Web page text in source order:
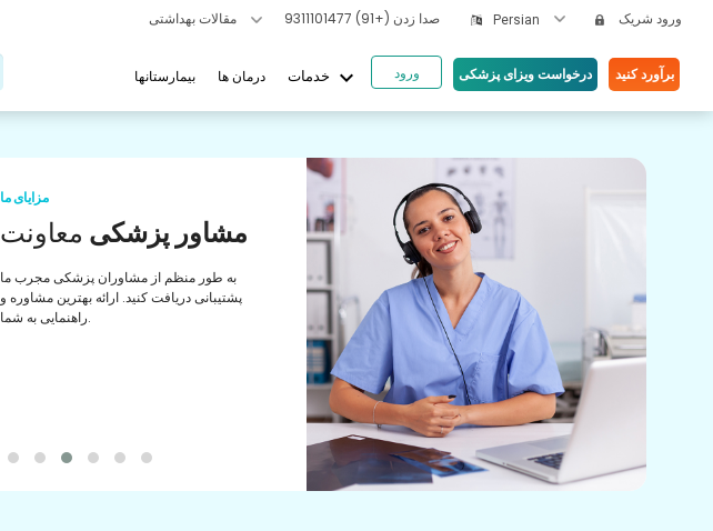
صدا زدن (+91) 9311101477 Persian ورود شریک
بیمارستانها درمان ها keyboard_arrow_down ورود درخواست ویزای پزشکی برآورد کنید
مزایای ما
مشاور پزشکی معاونت
به طور منظم از مشاوران پزشکی مجرب ما
پشتیبانی دریافت کنید. ارائه بهترین مشاوره و
راهنمایی به شما.